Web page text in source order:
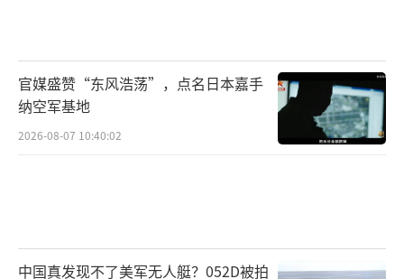
官媒盛赞“东风浩荡”，点名日本嘉手
纳空军基地
2026-08-07 10:40:02
中国真发现不了美军无人艇？052D被拍